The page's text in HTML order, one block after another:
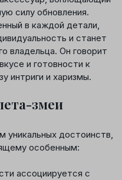
силу обновления.
в каждой детали,
и станет
владельца. Он говорит
и готовности к
интриги и харизмы.
змеи
достоинств,
особенным:
ассоциируется с